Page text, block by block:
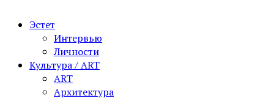
Эстет
Интервью
Личности
Культура / ART
ART
Архитектура